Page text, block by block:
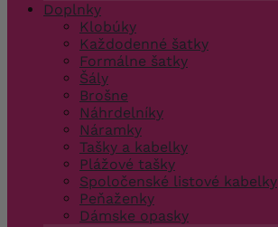
Doplnky
Klobúky
Každodenné šatky
Formálne šatky
Šály
Brošne
Náhrdelníky
Náramky
Tašky a kabelky
Plážové tašky
Spoločenské listové kabelky
Peňaženky
Dámske opasky